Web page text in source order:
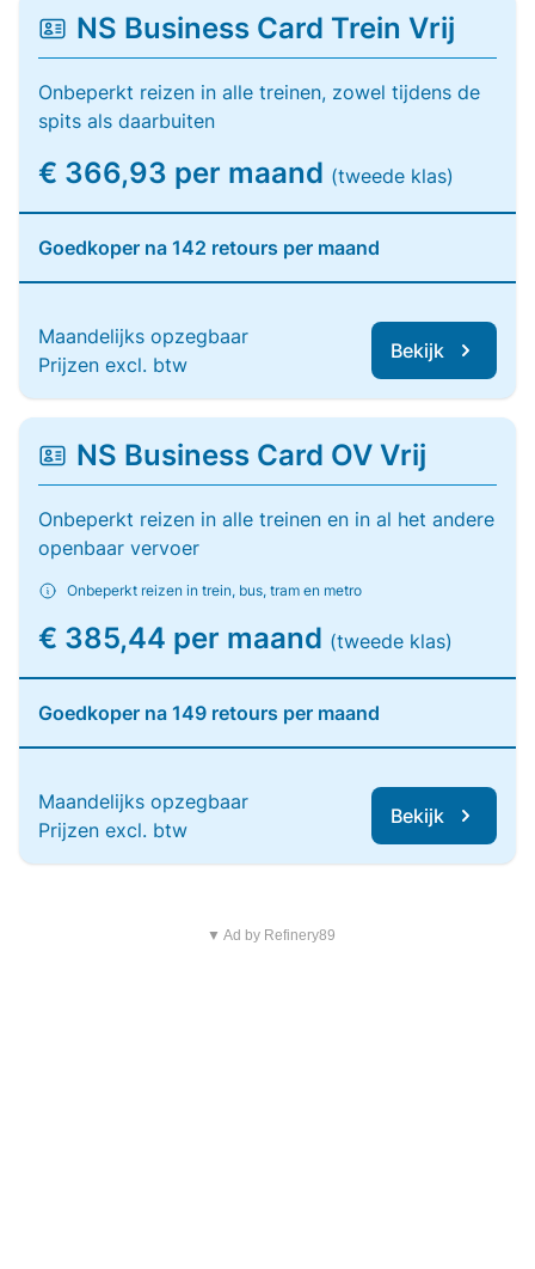
NS Business Card Trein Vrij
Onbeperkt reizen in alle treinen, zowel tijdens de
spits als daarbuiten
€ 366,93 per maand (tweede klas)
Goedkoper na 142 retours per maand
Maandelijks opzegbaar
Prijzen excl. btw
Bekijk
NS Business Card OV Vrij
Onbeperkt reizen in alle treinen en in al het andere
openbaar vervoer
Onbeperkt reizen in trein, bus, tram en metro
€ 385,44 per maand (tweede klas)
Goedkoper na 149 retours per maand
Maandelijks opzegbaar
Prijzen excl. btw
Bekijk
▼ Ad by Refinery89